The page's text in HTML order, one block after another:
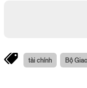
tài chính Bộ